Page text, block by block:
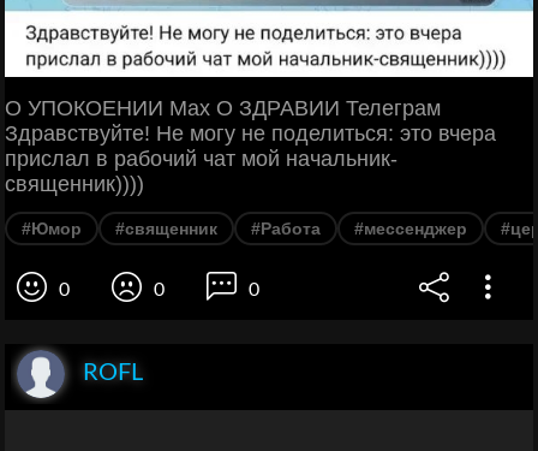
О УПОКОЕНИИ Max О ЗДРАВИИ Телеграм
Здравствуйте! Не могу не поделиться: это вчера
прислал в рабочий чат мой начальник-
священник))))
#Юмор #священник #Работа #мессенджер
0 0 0
ROFL